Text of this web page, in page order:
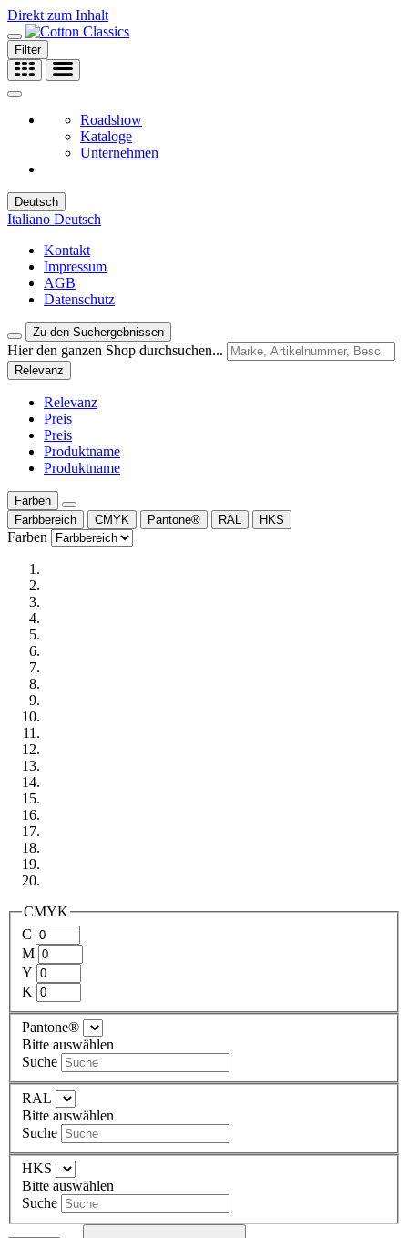
Direkt zum Inhalt
Filter
Roadshow
Kataloge
Unternehmen
Deutsch
Italiano Deutsch
Kontakt
Impressum
AGB
Datenschutz
Zu den Suchergebnissen
Hier den ganzen Shop durchsuchen...
Relevanz
Relevanz
Preis
Preis
Produktname
Produktname
Farben
Farbbereich
CMYK Pantone® RAL HKS
Farben
CMYK
C
M
Y
K
Pantone®
Bitte auswählen
Suche
RAL
Bitte auswählen
Suche
HKS
Bitte auswählen
Suche